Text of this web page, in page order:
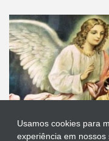
Usamos cookies para
experiência em nossos
Mãe, você está
aos anjos da guarda